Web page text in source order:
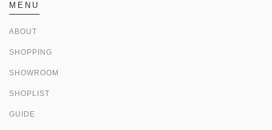
MENU
ABOUT
SHOPPING
SHOWROOM
SHOPLIST
GUIDE